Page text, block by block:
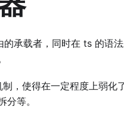
承载者，同时在 ts 的语
，使得在一定程度上弱化
等。